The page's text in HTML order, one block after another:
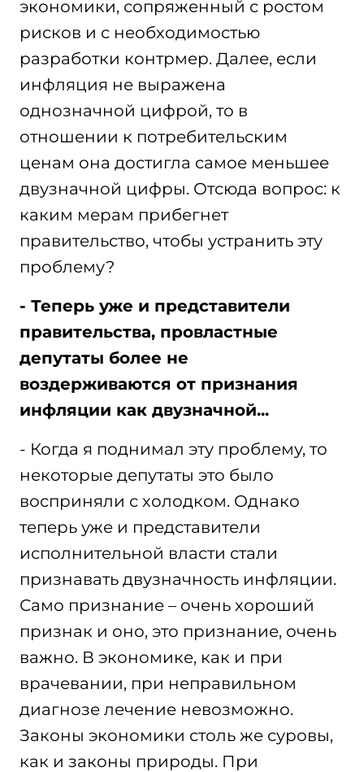
экономики, сопряженный с ростом
рисков и с необходимостью
разработки контрмер. Далее, если
инфляция не выражена
однозначной цифрой, то в
отношении к потребительским
ценам она достигла самое меньшее
двузначной цифры. Отсюда вопрос: к
каким мерам прибегнет
правительство, чтобы устранить эту
проблему?
- Теперь уже и представители
правительства, провластные
депутаты более не
воздерживаются от признания
инфляции как двузначной...
- Когда я поднимал эту проблему, то
некоторые депутаты это было
восприняли с холодком. Однако
теперь уже и представители
исполнительной власти стали
признавать двузначность инфляции.
Само признание – очень хороший
признак и оно, это признание, очень
важно. В экономике, как и при
врачевании, при неправильном
диагнозе лечение невозможно.
Законы экономики столь же суровы,
как и законы природы. При